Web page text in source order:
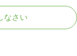
なさい